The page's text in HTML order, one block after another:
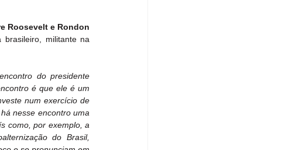
brasileiro, militante na
do presidente
é que ele é um
num exercício de
nesse encontro uma
como, por exemplo, a
do Brasil,